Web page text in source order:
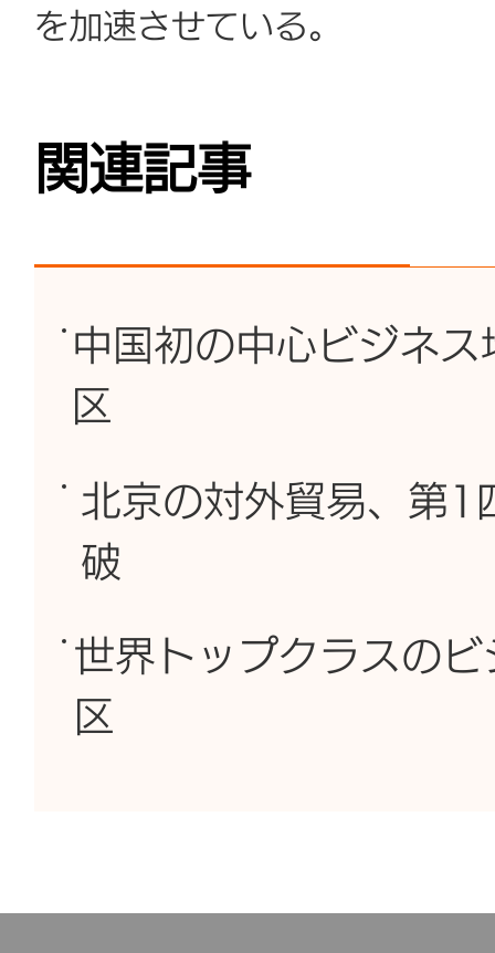
を加速させている。
関連記事
中国初の中心ビジネス
区
北京の対外貿易、第
破
世界トップクラスの
区